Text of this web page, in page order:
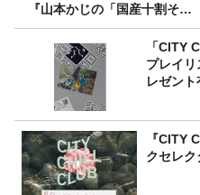
『山本かじの「国産十割そ
ば」』とは？【十割そば10種
食べ比べ】
「CITY
プレイ
レゼント
『CITY
クセレク